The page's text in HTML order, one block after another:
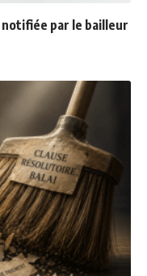
par le bailleur